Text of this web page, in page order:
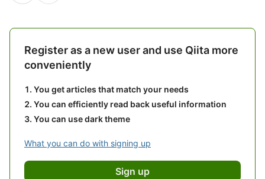
Register as a new user and use Qiita more
conveniently
You get articles that match your needs
You can efficiently read back useful information
You can use dark theme
What you can do with signing up
Sign up